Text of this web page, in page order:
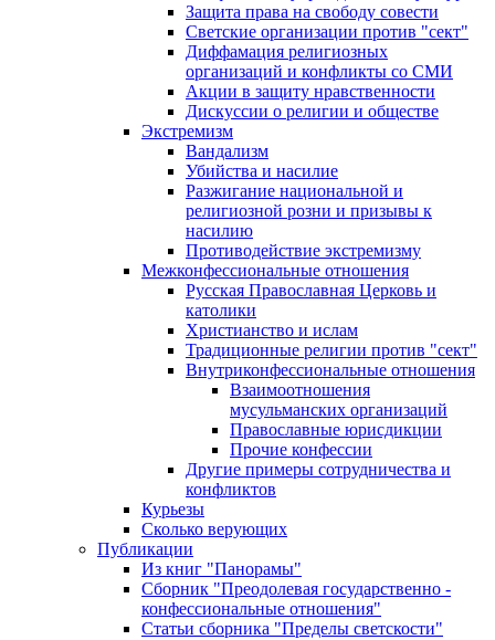
Защита права на свободу совести
Светские организации против "сект"
Диффамация религиозных
организаций и конфликты со СМИ
Акции в защиту нравственности
Дискуссии о религии и обществе
Экстремизм
Вандализм
Убийства и насилие
Разжигание национальной и
религиозной розни и призывы к
насилию
Противодействие экстремизму
Межконфессиональные отношения
Русская Православная Церковь и
католики
Христианство и ислам
Традиционные религии против "сект"
Внутриконфессиональные отношения
Взаимоотношения
мусульманских организаций
Православные юрисдикции
Прочие конфессии
Другие примеры сотрудничества и
конфликтов
Курьезы
Сколько верующих
Публикации
Из книг "Панорамы"
Сборник "Преодолевая государственно -
конфессиональные отношения"
Статьи сборника "Пределы светскости"